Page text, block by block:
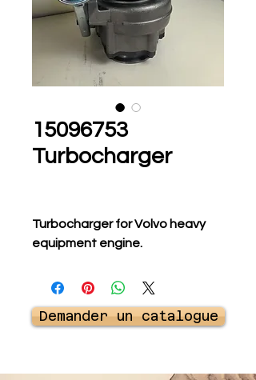
15096753
Turbocharger
Turbocharger for Volvo heavy
equipment engine.
Demander un catalogue